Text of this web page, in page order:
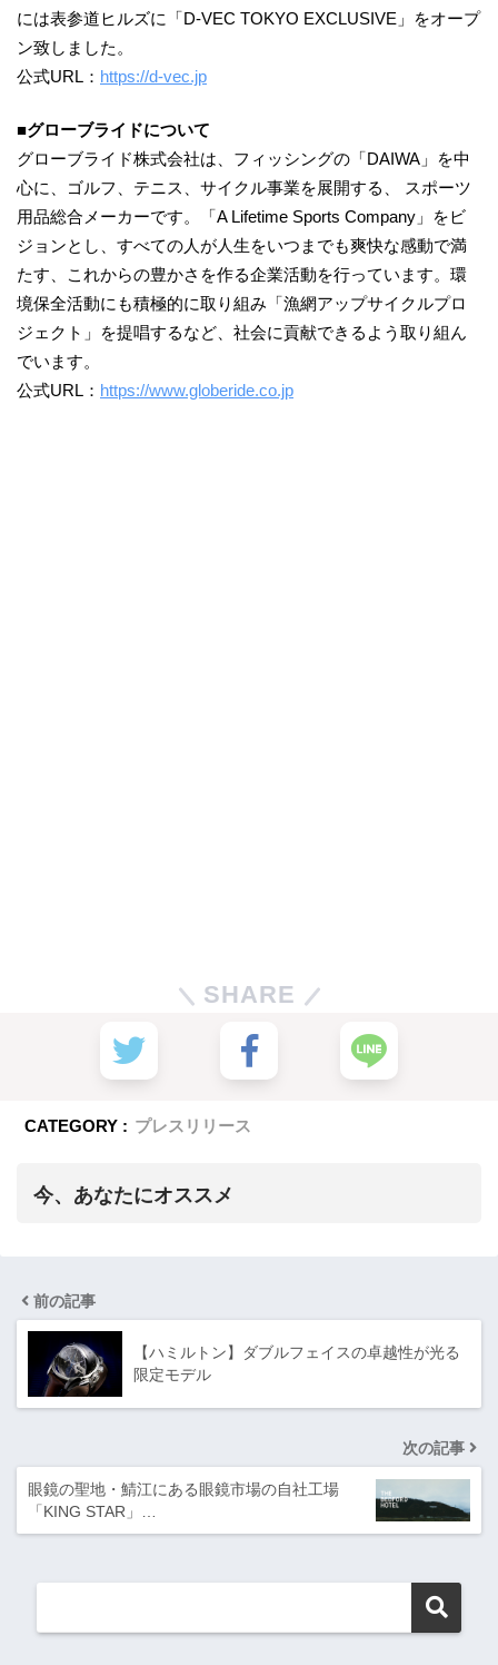
には表参道ヒルズに「D-VEC TOKYO EXCLUSIVE」をオープ
ン致しました。
公式URL： https://d-vec.jp
■グローブライドについて
グローブライド株式会社は、フィッシングの「DAIWA」を中
心に、ゴルフ、テニス、サイクル事業を展開する、 スポーツ
用品総合メーカーです。「A Lifetime Sports Company」をビ
ジョンとし、すべての人が人生をいつまでも爽快な感動で満
たす、これからの豊かさを作る企業活動を行っています。環
境保全活動にも積極的に取り組み「漁網アップサイクルプロ
ジェクト」を提唱するなど、社会に貢献できるよう取り組ん
でいます。
公式URL： https://www.globeride.co.jp
SHARE
CATEGORY : プレスリリース
今、あなたにオススメ
前の記事
【ハミルトン】ダブルフェイスの卓越性が光る
限定モデル
次の記事
眼鏡の聖地・鯖江にある眼鏡市場の自社工場
「KING STAR」…